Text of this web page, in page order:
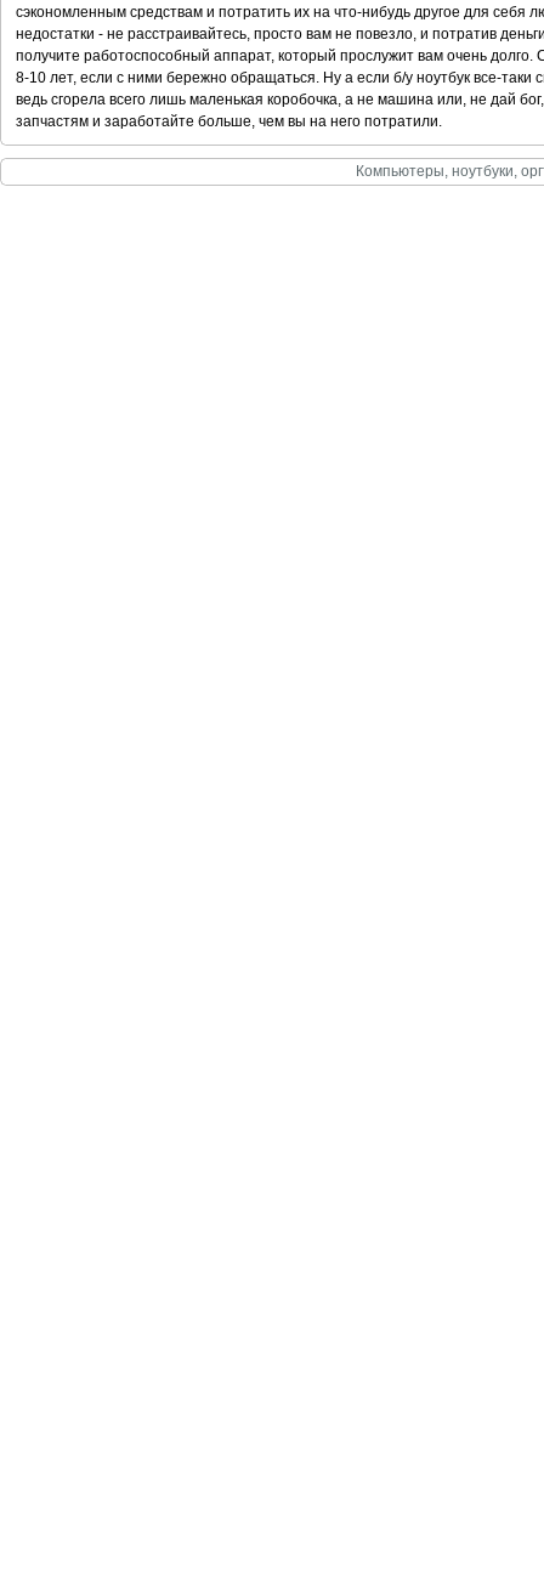
сэкономленным средствам и потратить их на что-нибудь другое для себя
недостатки - не расстраивайтесь, просто вам не повезло, и потратив
получите работоспособный аппарат, который прослужит вам очень
8-10 лет, если с ними бережно обращаться. Ну а если б/у ноутбук все-таки
ведь сгорела всего лишь маленькая коробочка, а не машина или, не дай
запчастям и заработайте больше, чем вы на него потратили.
Компьютеры, ноутбуки,